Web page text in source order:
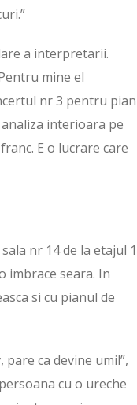
a interpretarii.
mine el
nr 3 pentru pian
interioara pe
E o lucrare care
nr 14 de la etajul 1
imbrace seara. In
si cu pianul de
ca devine umil”,
cu o ureche